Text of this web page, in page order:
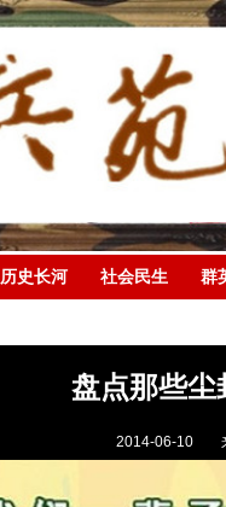
历史长河 社会民生 群
盘点那些尘
2014-06-10